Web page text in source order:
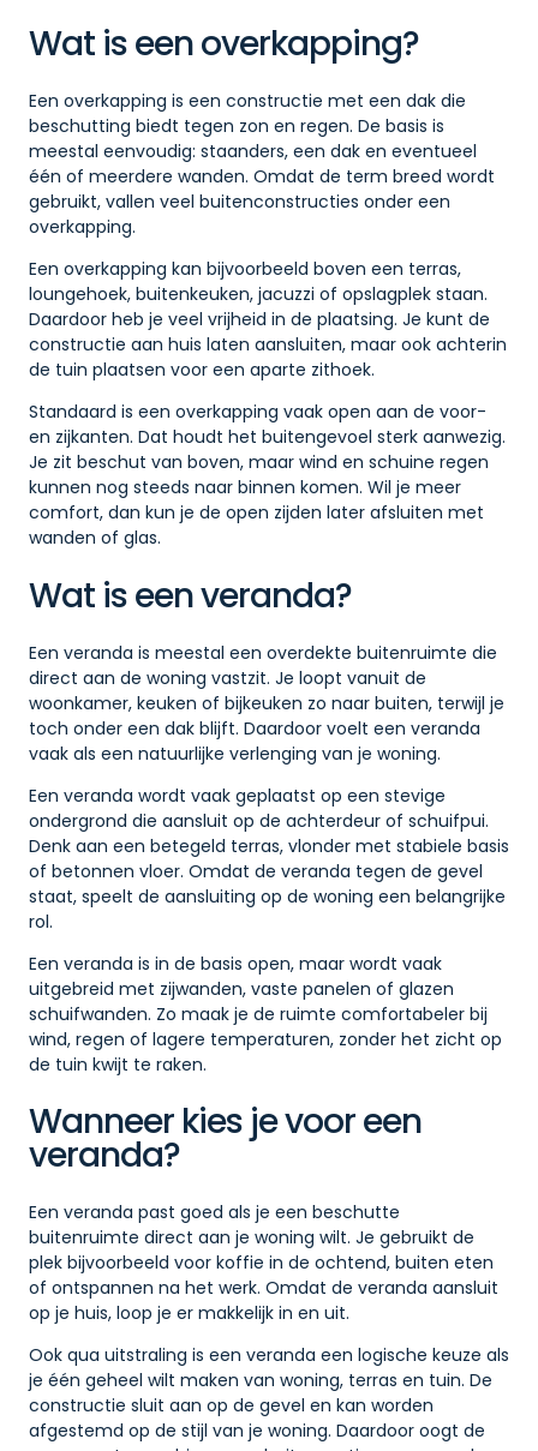
Wat is een overkapping?
Een overkapping is een constructie met een dak die
beschutting biedt tegen zon en regen. De basis is
meestal eenvoudig: staanders, een dak en eventueel
één of meerdere wanden. Omdat de term breed wordt
gebruikt, vallen veel buitenconstructies onder een
overkapping.
Een overkapping kan bijvoorbeeld boven een terras,
loungehoek, buitenkeuken, jacuzzi of opslagplek staan.
Daardoor heb je veel vrijheid in de plaatsing. Je kunt de
constructie aan huis laten aansluiten, maar ook achterin
de tuin plaatsen voor een aparte zithoek.
Standaard is een overkapping vaak open aan de voor-
en zijkanten. Dat houdt het buitengevoel sterk aanwezig.
Je zit beschut van boven, maar wind en schuine regen
kunnen nog steeds naar binnen komen. Wil je meer
comfort, dan kun je de open zijden later afsluiten met
wanden of glas.
Wat is een veranda?
Een veranda is meestal een overdekte buitenruimte die
direct aan de woning vastzit. Je loopt vanuit de
woonkamer, keuken of bijkeuken zo naar buiten, terwijl je
toch onder een dak blijft. Daardoor voelt een veranda
vaak als een natuurlijke verlenging van je woning.
Een veranda wordt vaak geplaatst op een stevige
ondergrond die aansluit op de achterdeur of schuifpui.
Denk aan een betegeld terras, vlonder met stabiele basis
of betonnen vloer. Omdat de veranda tegen de gevel
staat, speelt de aansluiting op de woning een belangrijke
rol.
Een veranda is in de basis open, maar wordt vaak
uitgebreid met zijwanden, vaste panelen of glazen
schuifwanden. Zo maak je de ruimte comfortabeler bij
wind, regen of lagere temperaturen, zonder het zicht op
de tuin kwijt te raken.
Wanneer kies je voor een
veranda?
Een veranda past goed als je een beschutte
buitenruimte direct aan je woning wilt. Je gebruikt de
plek bijvoorbeeld voor koffie in de ochtend, buiten eten
of ontspannen na het werk. Omdat de veranda aansluit
op je huis, loop je er makkelijk in en uit.
Ook qua uitstraling is een veranda een logische keuze als
je één geheel wilt maken van woning, terras en tuin. De
constructie sluit aan op de gevel en kan worden
afgestemd op de stijl van je woning. Daardoor oogt de